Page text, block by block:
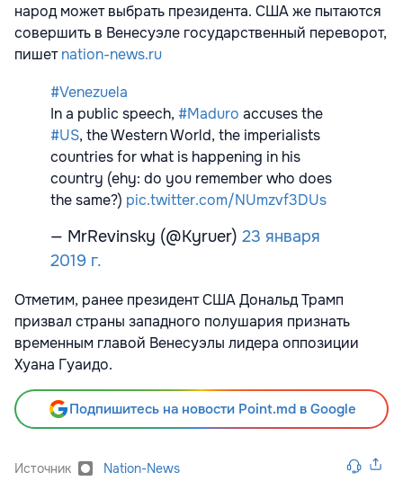
народ может выбрать президента. США же пытаются
совершить в Венесуэле государственный переворот,
пишетnation-news.ru
#Venezuela
In a public speech, #Maduro accuses the
#US, the Western World, the imperialists
countries for what is happening in his
country (ehy: do you remember who does
the same?) pic.twitter.com/NUmzvf3DUs
— MrRevinsky (@Kyruer) 23 января
2019 г.
Отметим, ранее президент США Дональд Трамп
призвал страны западного полушария признать
временным главой Венесуэлы лидера оппозиции
Хуана Гуаидо.
Подпишитесь на новости Point.md в Google
Источник Nation-News